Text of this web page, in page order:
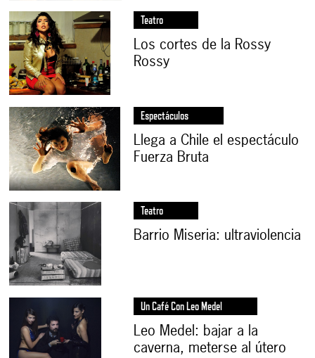
Teatro
Los cortes de la Rossy
Rossy
Espectáculos
Llega a Chile el espectáculo
Fuerza Bruta
Teatro
Barrio Miseria: ultraviolencia
Un Café Con Leo Medel
Leo Medel: bajar a la
caverna, meterse al útero